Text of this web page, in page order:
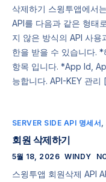
삭제하기 스윙투앱에서
API를 다음과 같은 형태
지 않은 방식의 API 사용
한을 받을 수 있습니다.
항목 입니다. *App Id,
능합니다. API-KEY 관리
SERVER SIDE API 명세서 ,
회원 삭제하기
5월 18, 2026 WINDY
스윙투앱 회원삭제 API